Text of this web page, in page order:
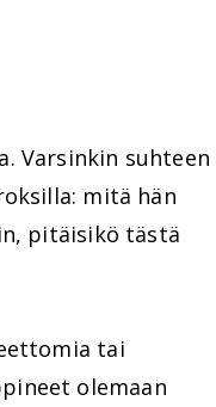
Varsinkin suhteen
mitä hän
pitäisikö tästä
tai
olemaan